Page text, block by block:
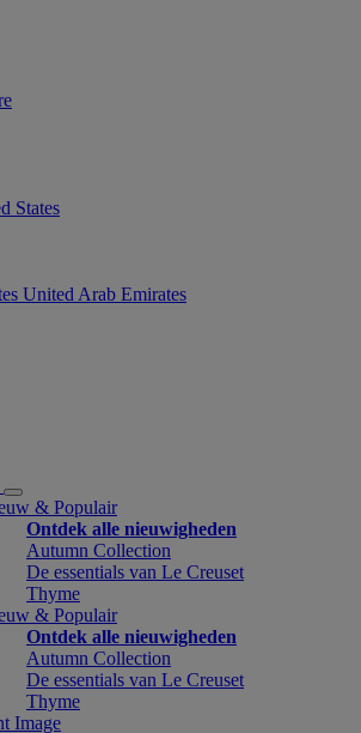
States
United Arab Emirates
& Populair
Ontdek alle nieuwigheden
Autumn Collection
De essentials van Le Creuset
Thyme
& Populair
Ontdek alle nieuwigheden
Autumn Collection
De essentials van Le Creuset
Thyme